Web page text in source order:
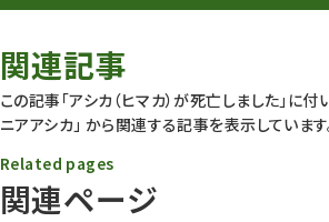
動物園
動物園長のZooコラム
動物園その他
関連記事
この記事「アシカ（ヒマカ）が死亡しました」に付
ニアアシカ」 から関連する記事を表示しています
関連ページ
Related pages